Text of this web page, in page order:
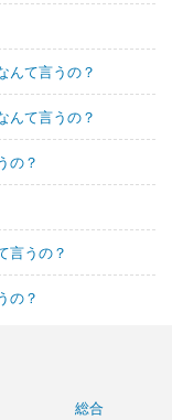
んて言うの？
んて言うの？
の？
言うの？
の？
総合